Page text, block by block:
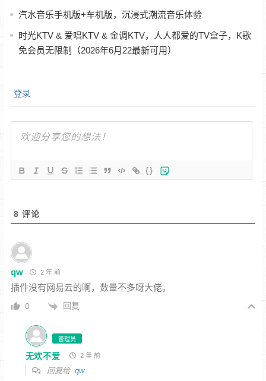
汽水音乐手机版+车机版，沉浸式潮流音乐体验
时光KTV & 爱唱KTV & 金调KTV，人人都爱的TV盒子，K歌
免会员无限制（2026年6月22最新可用）
登录
{}
8 评论
qw 2 年 前
插件没有网易云的啊，数量不多呀大佬。
0 回复
管理员
无欢不爱 2 年 前
回复给 qw